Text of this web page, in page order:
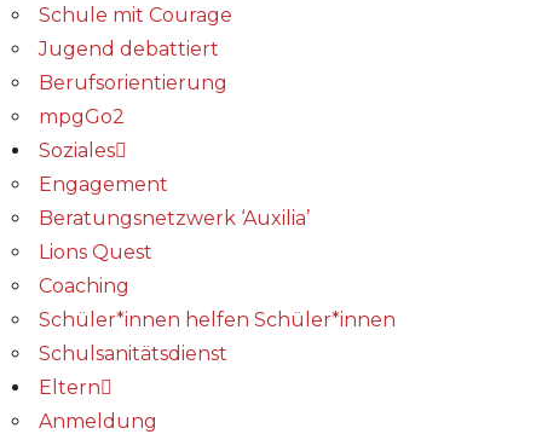
Schule mit Courage
Jugend debattiert
Berufsorientierung
mpgGo2
Soziales
Engagement
Beratungsnetzwerk ‘Auxilia’
Lions Quest
Coaching
Schüler*innen helfen Schüler*innen
Schulsanitätsdienst
Eltern
Anmeldung